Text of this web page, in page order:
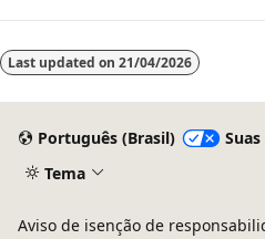
Last updated on 21/04/2026
Português (Brasil)
Tema
Aviso de isenção de